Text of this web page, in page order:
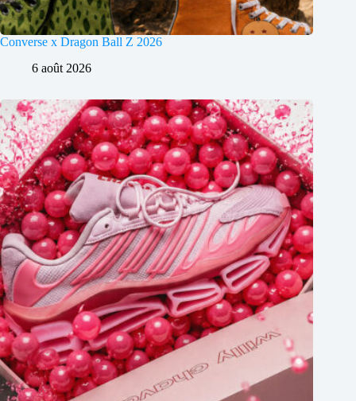
Converse x Dragon Ball Z 2026
6 août 2026